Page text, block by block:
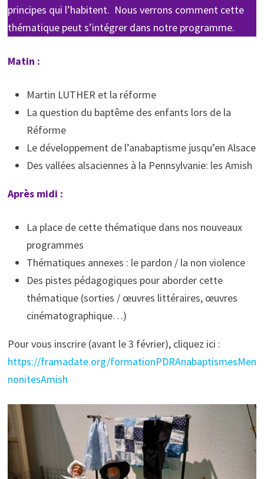
principes qui l’habitent. Nous verrons comment cette
thématique peut s’intégrer dans notre programme.
Matin :
Martin LUTHER et la réforme
La question du baptême des enfants lors de la
Réforme
Le développement de l’anabaptisme jusqu’en Alsace
Des vallées alsaciennes à la Pennsylvanie: les Amish
Après midi :
La place de cette thématique dans nos nouveaux
programmes
Thématiques annexes : le pardon / la non violence
Des pistes pédagogiques pour aborder cette
thématique (sorties / œuvres littéraires, œuvres
cinématographique…)
Pour vous inscrire (avant le 3 février), cliquez ici :
https://framadate.org/formationPDRAnabaptismesMen
nonitesAmish